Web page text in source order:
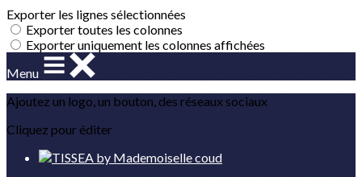
Exporter les lignes sélectionnées
Exporter toutes les colonnes
Exporter uniquement les colonnes affichées
Menu
Ajoutez un logo, un bouton, des réseaux sociaux
Cliquez pour éditer